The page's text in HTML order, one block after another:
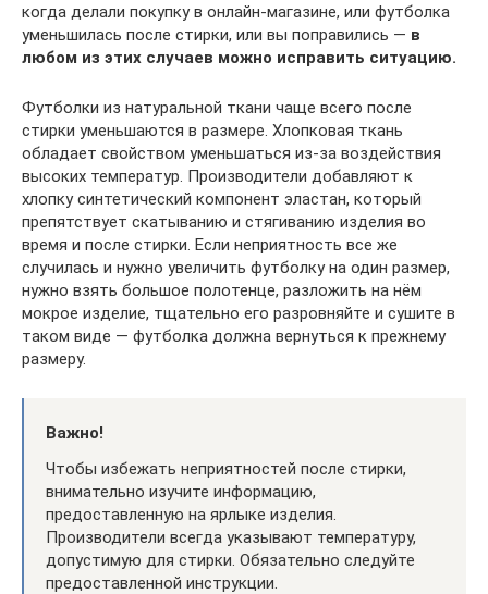
когда делали покупку в онлайн-магазине, или футболка
уменьшилась после стирки, или вы поправились — в
любом из этих случаев можно исправить ситуацию.
Футболки из натуральной ткани чаще всего после
стирки уменьшаются в размере. Хлопковая ткань
обладает свойством уменьшаться из-за воздействия
высоких температур. Производители добавляют к
хлопку синтетический компонент эластан, который
препятствует скатыванию и стягиванию изделия во
время и после стирки. Если неприятность все же
случилась и нужно увеличить футболку на один размер,
нужно взять большое полотенце, разложить на нём
мокрое изделие, тщательно его разровняйте и сушите в
таком виде — футболка должна вернуться к прежнему
размеру.
Важно!
Чтобы избежать неприятностей после стирки,
внимательно изучите информацию,
предоставленную на ярлыке изделия.
Производители всегда указывают температуру,
допустимую для стирки. Обязательно следуйте
предоставленной инструкции.